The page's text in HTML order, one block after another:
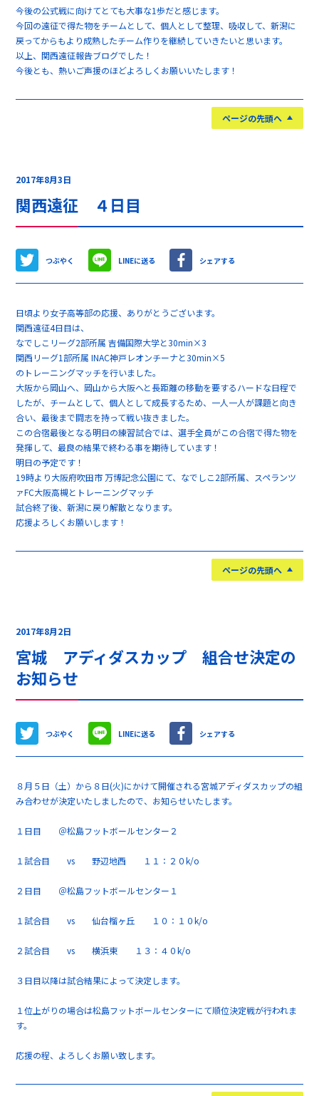
今後の公式戦に向けてとても大事な1歩だと感じます。
今回の遠征で得た物をチームとして、個人として整理、吸収して、新潟に
戻ってからもより成熟したチーム作りを継続していきたいと思います。
以上、関西遠征報告ブログでした！
今後とも、熱いご声援のほどよろしくお願いいたします！
ページの先頭へ
2017年8月3日
関西遠征 ４日目
つぶやく LINEに送る シェアする
日頃より女子高等部の応援、ありがとうございます。
関西遠征4日目は、
なでしこリーグ2部所属 吉備国際大学と30min×3
関西リーグ1部所属 INAC神戸レオンチーナと30min×5
のトレーニングマッチを行いました。
大阪から岡山へ、岡山から大阪へと長距離の移動を要するハードな日程で
したが、チームとして、個人として成長するため、一人一人が課題と向き
合い、最後まで闘志を持って戦い抜きました。
この合宿最後となる明日の練習試合では、選手全員がこの合宿で得た物を
発揮して、最良の結果で終わる事を期待しています！
明日の予定です！
19時より大阪府吹田市 万博記念公園にて、なでしこ2部所属、スペランツ
ァFC大阪高槻とトレーニングマッチ
試合終了後、新潟に戻り解散となります。
応援よろしくお願いします！
ページの先頭へ
2017年8月2日
宮城 アディダスカップ 組合せ決定の
お知らせ
つぶやく LINEに送る シェアする
８月５日（土）から８日(火)にかけて開催される宮城アディダスカップの組
み合わせが決定いたしましたので、お知らせいたします。
１日目 ＠松島フットボールセンター２
１試合目 vs 野辺地西 １１：２０k/o
２日目 ＠松島フットボールセンター１
１試合目 vs 仙台榴ヶ丘 １０：１０k/o
２試合目 vs 横浜東 １３：４０k/o
３日目以降は試合結果によって決定します。
１位上がりの場合は松島フットボールセンターにて順位決定戦が行われま
す。
応援の程、よろしくお願い致します。